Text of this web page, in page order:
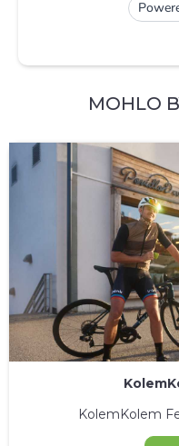
MOHLO
KolemKolem